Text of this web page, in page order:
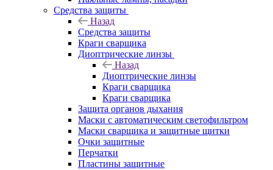
Средства защиты
Назад
Средства защиты
Краги сварщика
Диоптрические линзы
Назад
Диоптрические линзы
Краги сварщика
Краги сварщика
Защита органов дыхания
Маски с автоматическим светофильтром
Маски сварщика и защитные щитки
Очки защитные
Перчатки
Пластины защитные